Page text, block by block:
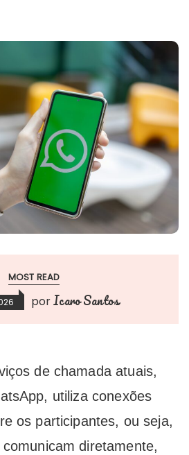
MOST READ
porIcaro Santos
de chamada atuais,
utiliza conexões
os participantes, ou seja,
diretamente,